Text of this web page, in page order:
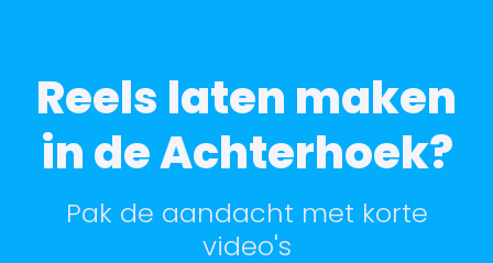
Reels laten maken
in de Achterhoek?
Pak de aandacht met korte
video's